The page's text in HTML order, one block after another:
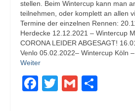
stellen. Beim Wintercup kann man
teilnehmen, oder komplett an allen
Termine der einzelnen Rennen:
Herdecke 12.12.2021 – Wintercup
CORONA LEIDER ABGESAGT!
Venlo 05.02.2022– Wintercup Köln
Weiter
Facebook
TwitterGmail